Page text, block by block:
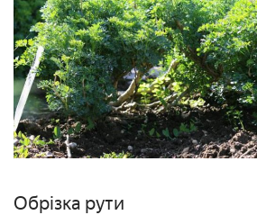
Обрізка рути